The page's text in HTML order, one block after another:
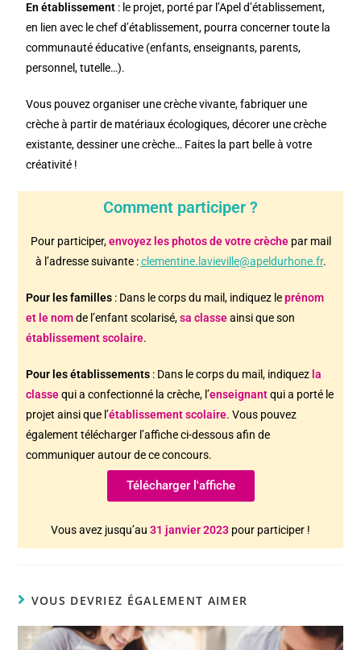
En établissement : le projet, porté par l’Apel d’établissement,
en lien avec le chef d’établissement, pourra concerner toute la
communauté éducative (enfants, enseignants, parents,
personnel, tutelle…).
Vous pouvez organiser une crèche vivante, fabriquer une
crèche à partir de matériaux écologiques, décorer une crèche
existante, dessiner une crèche… Faites la part belle à votre
créativité !
Comment participer ?
Pour participer,envoyez les photos de votre crèchepar mail
à l’adresse suivante :clementine.lavieville@apeldurhone.fr.
Pour les familles : Dans le corps du mail, indiquez leprénom
et le nomde l’enfant scolarisé, sa classeainsi que son
établissement scolaire.
Pour les établissements : Dans le corps du mail, indiquez la
classequi a confectionné la crèche, l’enseignantqui a porté le
projet ainsi que l’établissement scolaire. Vous pouvez
également télécharger l’affiche ci-dessous afin de
communiquer autour de ce concours.
Télécharger l'affiche
Vous avez jusqu’au 31 janvier 2023 pour participer !
VOUS DEVRIEZ ÉGALEMENT AIMER